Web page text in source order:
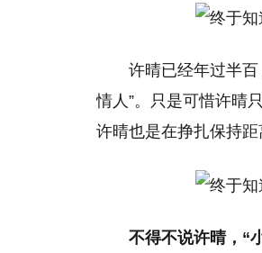
许晴已经年过半
情人”。只是可惜许晴
许晴也是在挣扎保持距
不得不说许晴，“